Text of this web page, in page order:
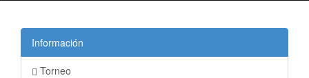
Información
Torneo